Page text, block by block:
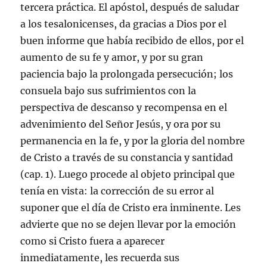
tercera práctica. El apóstol, después de saludar
a los tesalonicenses, da gracias a Dios por el
buen informe que había recibido de ellos, por el
aumento de su fe y amor, y por su gran
paciencia bajo la prolongada persecución; los
consuela bajo sus sufrimientos con la
perspectiva de descanso y recompensa en el
advenimiento del Señor Jesús, y ora por su
permanencia en la fe, y por la gloria del nombre
de Cristo a través de su constancia y santidad
(cap. 1). Luego procede al objeto principal que
tenía en vista: la corrección de su error al
suponer que el día de Cristo era inminente. Les
advierte que no se dejen llevar por la emoción
como si Cristo fuera a aparecer
inmediatamente, les recuerda sus